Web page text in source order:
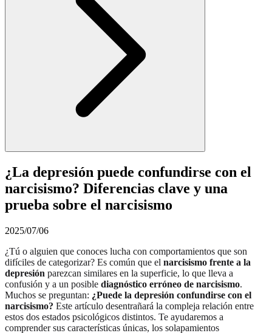
¿La depresión puede confundirse con el
narcisismo? Diferencias clave y una
prueba sobre el narcisismo
2025/07/06
¿Tú o alguien que conoces lucha con comportamientos que son
difíciles de categorizar? Es común que el narcisismo frente a la
depresión parezcan similares en la superficie, lo que lleva a
confusión y a un posible diagnóstico erróneo de narcisismo.
Muchos se preguntan: ¿Puede la depresión confundirse con el
narcisismo? Este artículo desentrañará la compleja relación entre
estos dos estados psicológicos distintos. Te ayudaremos a
comprender sus características únicas, los solapamientos